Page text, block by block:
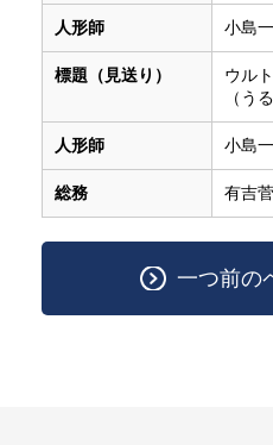
人形師 小島
標題（見送り）
ウル
（う
人形師 小島
総務 有吉
一つ前の